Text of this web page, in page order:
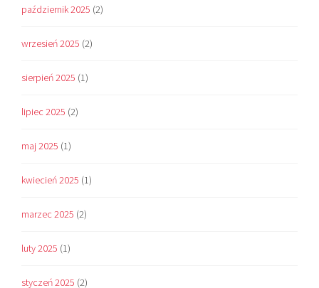
październik 2025 (2)
wrzesień 2025 (2)
sierpień 2025 (1)
lipiec 2025 (2)
maj 2025 (1)
kwiecień 2025 (1)
marzec 2025 (2)
luty 2025 (1)
styczeń 2025 (2)